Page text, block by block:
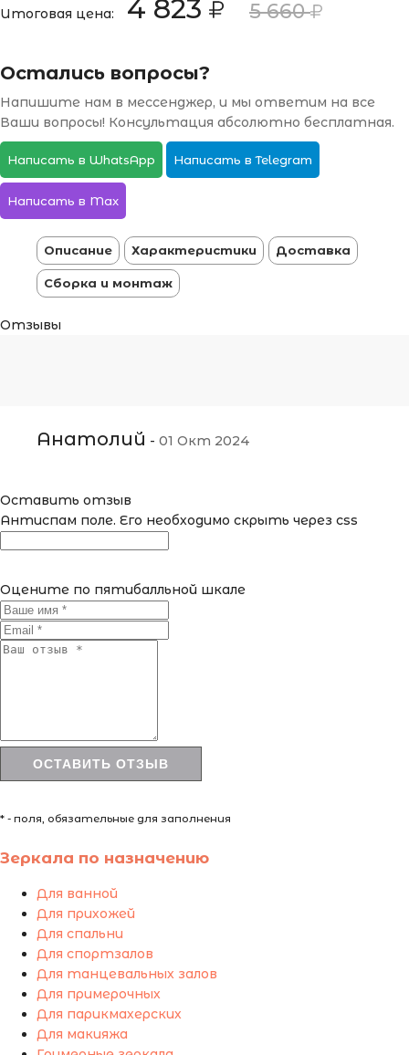
Итоговая цена: 4 823 5 660
Остались вопросы?
Напишите нам в мессенджер, и мы ответим на все
Ваши вопросы! Консультация абсолютно бесплатная.
Написать в WhatsApp Написать в Telegram
Написать в Max
Описание Характеристики Доставка
Сборка и монтаж
Отзывы
Анатолий - 01 Окт 2024
Оставить отзыв
Антиспам поле. Его необходимо скрыть через css
Оцените по пятибалльной шкале
* - поля, обязательные для заполнения
Зеркала по назначению
Для ванной
Для прихожей
Для спальни
Для спортзалов
Для танцевальных залов
Для примерочных
Для парикмахерских
Для макияжа